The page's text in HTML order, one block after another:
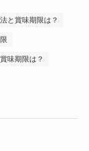
と賞味期限は？
味期限は？